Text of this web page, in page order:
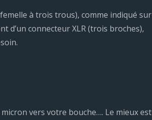
à trois trous), comme indiqué sur
d’un connecteur XLR (trois broches),
vers votre bouche…. Le mieux est